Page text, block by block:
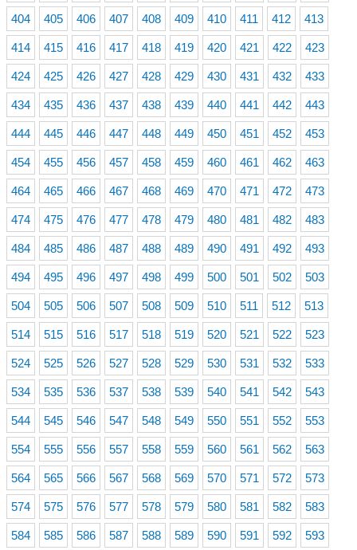
404 405 406 407 408 409 410 411 412 413
414 415 416 417 418 419 420 421 422 423
424 425 426 427 428 429 430 431 432 433
434 435 436 437 438 439 440 441 442 443
444 445 446 447 448 449 450 451 452 453
454 455 456 457 458 459 460 461 462 463
464 465 466 467 468 469 470 471 472 473
474 475 476 477 478 479 480 481 482 483
484 485 486 487 488 489 490 491 492 493
494 495 496 497 498 499 500 501 502 503
504 505 506 507 508 509 510 511 512 513
514 515 516 517 518 519 520 521 522 523
524 525 526 527 528 529 530 531 532 533
534 535 536 537 538 539 540 541 542 543
544 545 546 547 548 549 550 551 552 553
554 555 556 557 558 559 560 561 562 563
564 565 566 567 568 569 570 571 572 573
574 575 576 577 578 579 580 581 582 583
584 585 586 587 588 589 590 591 592 593